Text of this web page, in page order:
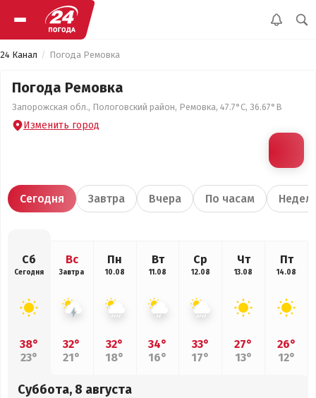
24 Канал Погода Ремовка
Погода Ремовка
Запорожская обл., Пологовский район, Ремовка, 47.7°С, 36.67°В
Изменить город
Сегодня Завтра Вчера По часам
Сб
Сегодня
38°
23°
Вс
Завтра
32°
21°
Пн
10.08
32°
18°
Вт
11.08
34°
16°
Ср
12.08
33°
17°
Чт
13.08
27°
13°
Пт
14.08
26°
12°
Суббота, 8 августа